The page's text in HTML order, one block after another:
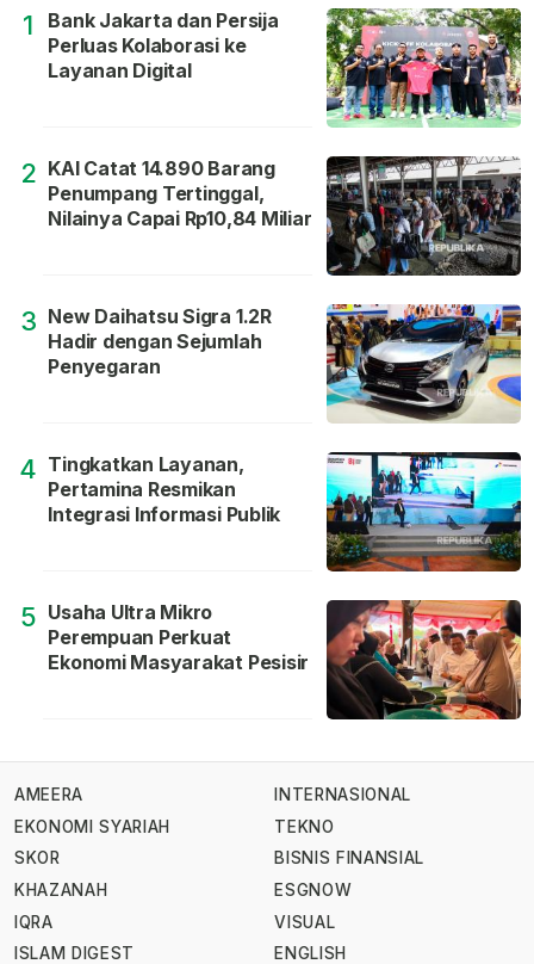
1
Bank Jakarta dan Persija
Perluas Kolaborasi ke
Layanan Digital
2 KAI Catat 14.890 Barang
Penumpang Tertinggal,
Nilainya Capai Rp10,84 Miliar
3 New Daihatsu Sigra 1.2R
Hadir dengan Sejumlah
Penyegaran
4 Tingkatkan Layanan,
Pertamina Resmikan
Integrasi Informasi Publik
5 Usaha Ultra Mikro
Perempuan Perkuat
Ekonomi Masyarakat Pesisir
AMEERA
EKONOMI SYARIAH
SKOR
KHAZANAH
IQRA
ISLAM DIGEST
INTERNASIONAL
TEKNO
BISNIS FINANSIAL
ESGNOW
VISUAL
ENGLISH